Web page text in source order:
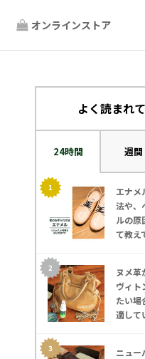
オンラインストア
よく読まれ
24時間 週間
エナメ
法や、
ルの原
て教え
ヌメ革
ヴィト
たい場
適して
ニュー